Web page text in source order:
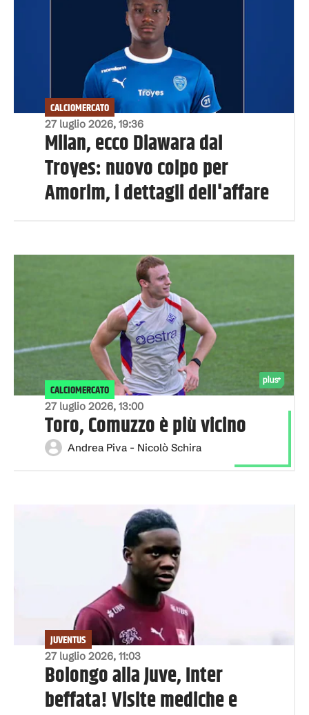
27 luglio 2026, 19:36
CALCIOMERCATO
Milan, ecco Diawara dal
Troyes: nuovo colpo per
Amorim, i dettagli dell'affare
27 luglio 2026, 13:00
CALCIOMERCATO
Toro, Comuzzo è più vicino
Andrea Piva - Nicolò Schira
27 luglio 2026, 11:03
JUVENTUS
Bolongo alla Juve, Inter
beffata! Visite mediche e